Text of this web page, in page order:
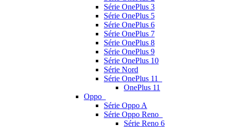
Série OnePlus 3
Série OnePlus 5
Série OnePlus 6
Série OnePlus 7
Série OnePlus 8
Série OnePlus 9
Série OnePlus 10
Série Nord
Série OnePlus 11
OnePlus 11
Oppo
Série Oppo A
Série Oppo Reno
Série Reno 6